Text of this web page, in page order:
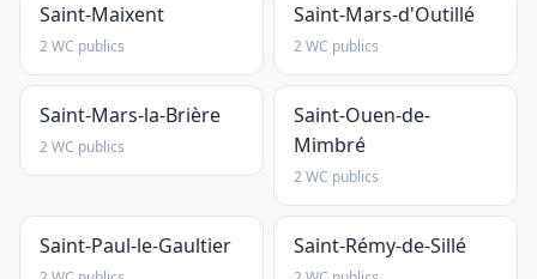
Saint-Maixent
2 WC publics
Saint-Mars-d'Outillé
2 WC publics
Saint-Mars-la-Brière
2 WC publics
Saint-Ouen-de-
Mimbré
2 WC publics
Saint-Paul-le-Gaultier Saint-Rémy-de-Sillé